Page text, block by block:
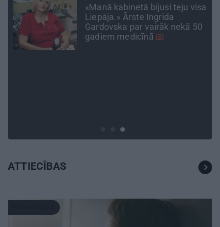
Astrologs Andris Račs par tēva
lomu 63 gados: Vēl viena
bērniņa piedzimšanu
nodefinēju kā brīnumu!
ATTIECĪBAS